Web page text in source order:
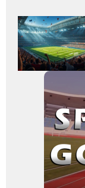
Adaugă
aici textul
pentru
subtitlu